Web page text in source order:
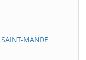
MANDE